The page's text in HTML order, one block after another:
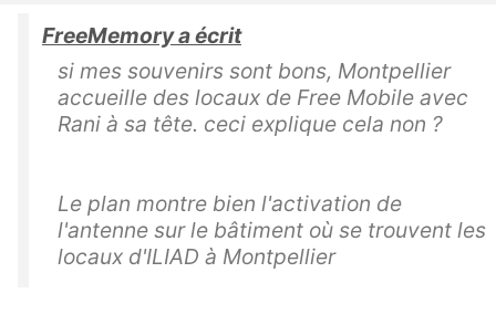
FreeMemory a écrit
si mes souvenirs sont bons, Montpellier
accueille des locaux de Free Mobile avec
Rani à sa tête. ceci explique cela non ?
Le plan montre bien l'activation de
l'antenne sur le bâtiment où se trouvent les
locaux d'ILIAD à Montpellier